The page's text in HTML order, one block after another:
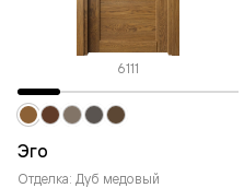
6111
Эго
Отделка: Дуб медовый